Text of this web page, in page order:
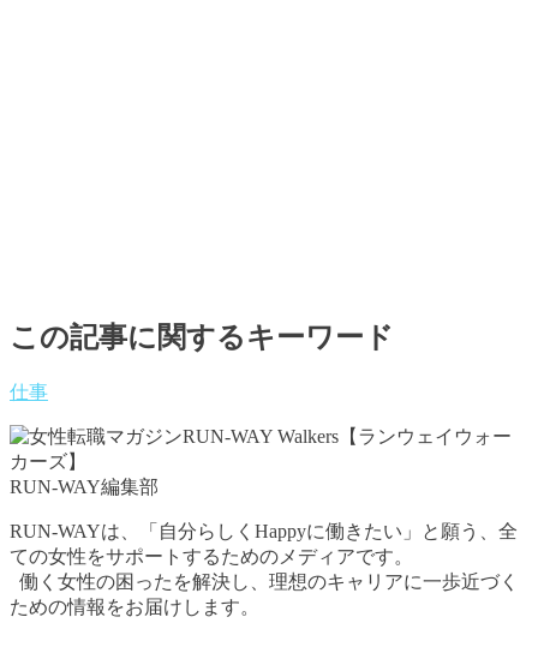
この記事に関するキーワード
仕事
RUN-WAY編集部
RUN-WAYは、「自分らしくHappyに働きたい」と願う、全
ての女性をサポートするためのメディアです。
働く女性の困ったを解決し、理想のキャリアに一歩近づく
ための情報をお届けします。